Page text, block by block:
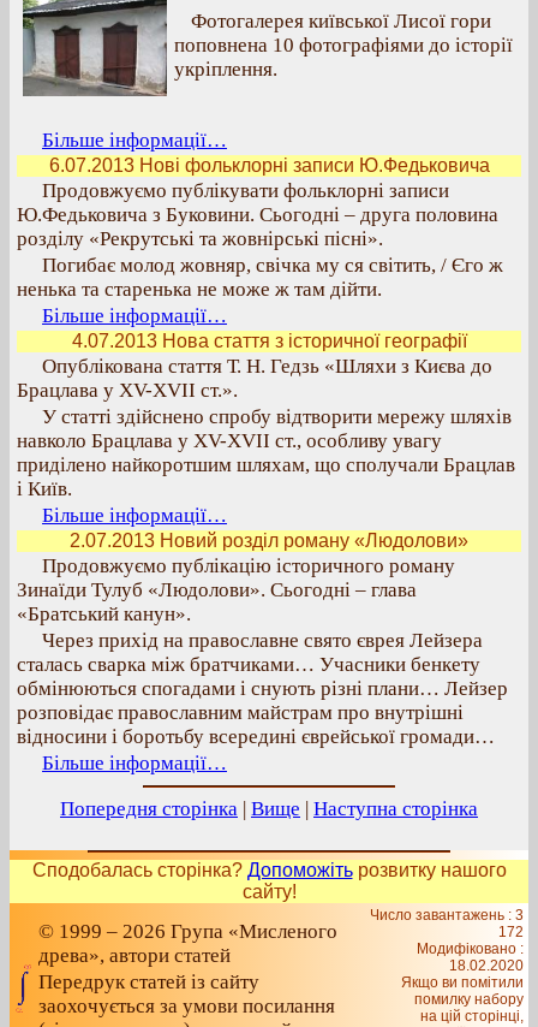
Фотогалерея київської Лисої гори
поповнена 10 фотографіями до історії
укріплення.
Більше інформації…
6.07.2013 Нові фольклорні записи Ю.Федьковича
Продовжуємо публікувати фольклорні записи
Ю.Федьковича з Буковини. Сьогодні – друга половина
розділу «Рекрутські та жовнірські пісні».
Погибає молод жовняр, свічка му ся світить, / Єго ж
ненька та старенька не може ж там дійти.
Більше інформації…
4.07.2013 Нова стаття з історичної географії
Опублікована стаття Т. Н. Гедзь «Шляхи з Києва до
Брацлава у XV-XVII ст.».
У статті здійснено спробу відтворити мережу шляхів
навколо Брацлава у XV-XVII ст., особливу увагу
приділено найкоротшим шляхам, що сполучали Брацлав
і Київ.
Більше інформації…
2.07.2013 Новий розділ роману «Людолови»
Продовжуємо публікацію історичного роману
Зинаїди Тулуб «Людолови». Сьогодні – глава
«Братський канун».
Через прихід на православне свято єврея Лейзера
сталась сварка між братчиками… Учасники бенкету
обмінюються спогадами і снують різні плани… Лейзер
розповідає православним майстрам про внутрішні
відносини і боротьбу всередині єврейської громади…
Більше інформації…
Попередня сторінка | Вище | Наступна сторінка
Сподобалась сторінка? Допоможітьрозвитку нашого
сайту!
© 1999 – 2026 Група «Мисленого
древа», автори статей
Передрук статей із сайту
заохочується за умови посилання
Число завантажень : 3
172
Модифіковано :
18.02.2020
Якщо ви помітили
помилку набору
на цiй сторiнцi,